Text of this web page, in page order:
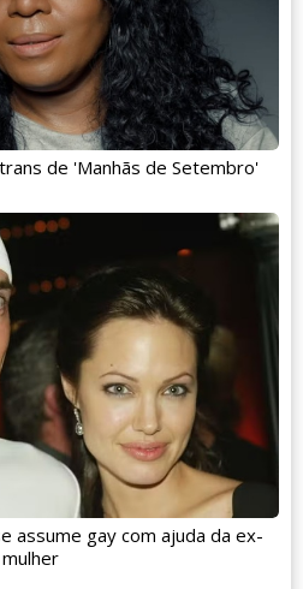
de 'Manhãs de Setembro'
assume gay com ajuda da ex-
mulher